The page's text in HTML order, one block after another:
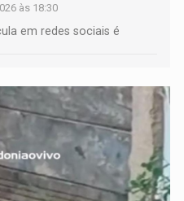
às 18:30
em redes sociais é